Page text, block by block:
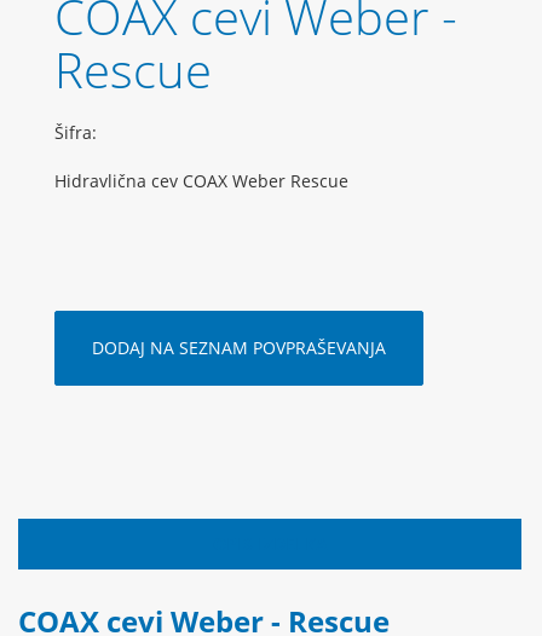
COAX cevi Weber -
Rescue
Šifra:
Hidravlična cev COAX Weber Rescue
DODAJ NA SEZNAM POVPRAŠEVANJA
COAX cevi Weber - Rescue